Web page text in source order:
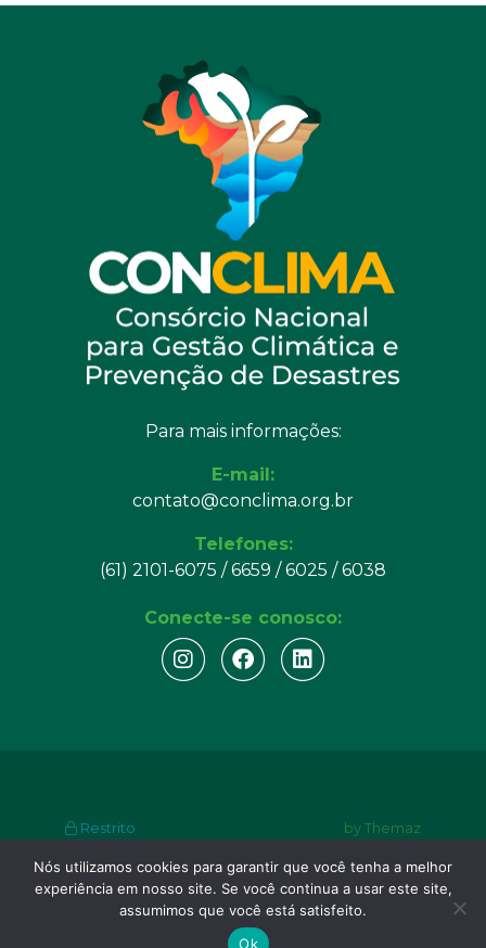
Para mais informações:
E-mail:
contato@conclima.org.br
Telefones:
(61) 2101-6075 / 6659 / 6025 / 6038
Conecte-se conosco:
Restrito
© Copyright 2024. Consórcio Nacional do Clima.
Todos os direitos reservados.
by Themaz
Nós utilizamos cookies para garantir que você tenha a melhor
experiência em nosso site. Se você continua a usar este site,
assumimos que você está satisfeito.
Ok